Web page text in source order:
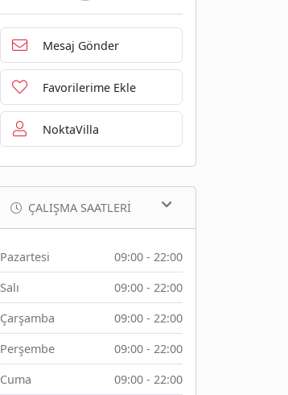
Mesaj Gönder
Favorilerime Ekle
NoktaVilla
ÇALIŞMA SAATLERI
Pazartesi
09:00 - 22:00
Salı
09:00 - 22:00
Çarşamba
09:00 - 22:00
Perşembe
09:00 - 22:00
Cuma
09:00 - 22:00